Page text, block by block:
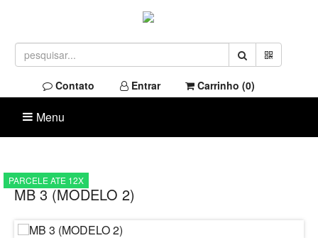
Contato Entrar Carrinho (0)
Menu
MB 3 (MODELO 2)
PARCELE ATE 12X